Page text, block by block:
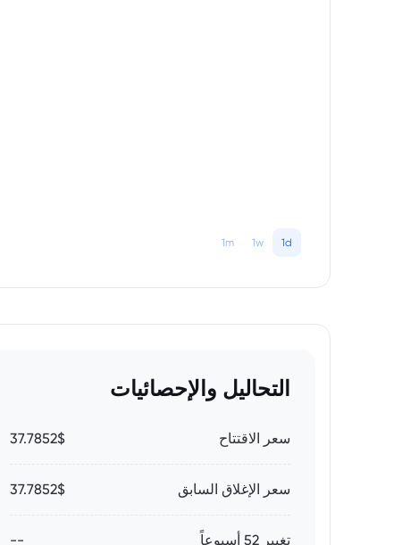
1d
1w
1m
التحاليل والإحصائيات
سعر الاقتتاح 37.7852$
سعر الإغلاق السابق 37.7852$
تغيير 52 أسبوعاً --